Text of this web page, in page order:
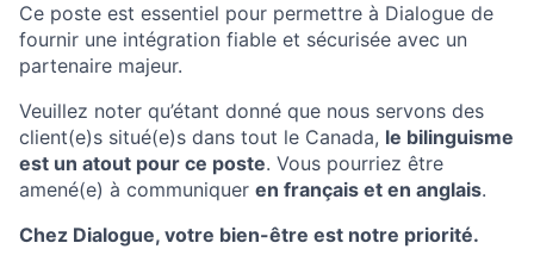
Ce poste est essentiel pour permettre à Dialogue de
fournir une intégration fiable et sécurisée avec un
partenaire majeur.
Veuillez noter qu’étant donné que nous servons des
client(e)s situé(e)s dans tout le Canada, le bilinguisme
est un atout pour ce poste. Vous pourriez être
amené(e) à communiquer en français et en anglais.
Chez Dialogue, votre bien-être est notre priorité.